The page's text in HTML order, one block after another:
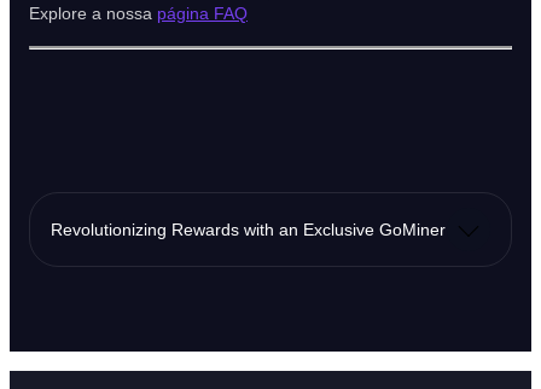
Explore a nossa página FAQ
Revolutionizing Rewards with an Exclusive GoMiner